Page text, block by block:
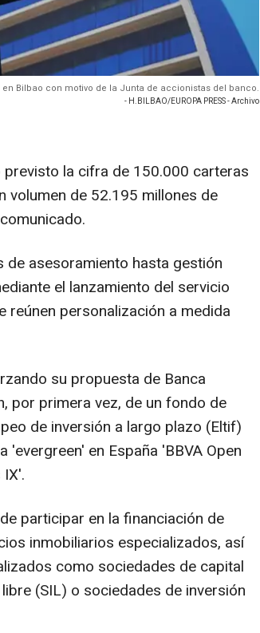
en Bilbao con motivo de la Junta de accionistas del banco.
- H.BILBAO/EUROPA PRESS - Archivo
previsto la cifra de 150.000 carteras
volumen de 52.195 millones de
de asesoramiento hasta gestión
el lanzamiento del servicio
reúnen personalización a medida
su propuesta de Banca
por primera vez, de un fondo de
de inversión a largo plazo (Eltif)
en España 'BBVA Open
participar en la financiación de
inmobiliarios especializados, así
como sociedades de capital
(SIL) o sociedades de inversión